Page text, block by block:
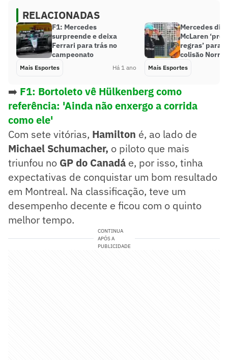
RELACIONADAS
F1: Mercedes
surpreende e deixa
Ferrari para trás no
campeonato
Mais Esportes Há 1 ano
Mercedes diz
McLaren
regras’ para
colisão Norris
Mais Esportes
➡️ F1: Bortoleto vê Hülkenberg como
referência: 'Ainda não enxergo a corrida
como ele'
Com sete vitórias, Hamilton é, ao lado de
Michael Schumacher, o piloto que mais
triunfou no GP do Canadá e, por isso, tinha
expectativas de conquistar um bom resultado
em Montreal. Na classificação, teve um
desempenho decente e ficou com o quinto
melhor tempo.
CONTINUA
APÓS A
PUBLICIDADE